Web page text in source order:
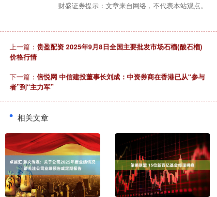
财盛证券提示：文章来自网络，不代表本站观点。
上一篇： 贵盈配资 2025年9月8日全国主要批发市场石榴(酸石榴)
价格行情
下一篇： 倍悦网 中信建投董事长刘成：中资券商在香港已从“参与
者”到“主力军”
相关文章